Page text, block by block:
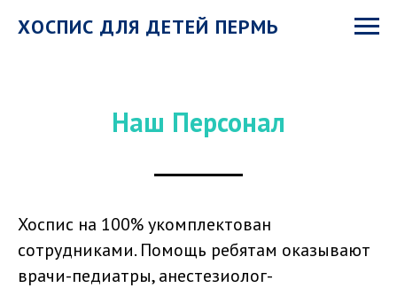
ХОСПИС ДЛЯ ДЕТЕЙ ПЕРМЬ
Наш Персонал
Хоспис на 100% укомплектован
сотрудниками. Помощь ребятам оказывают
врачи-педиатры, анестезиолог-